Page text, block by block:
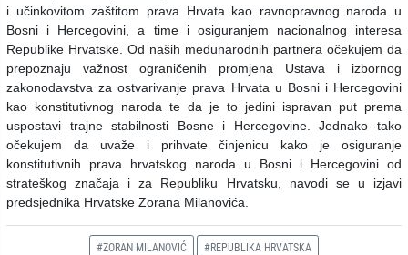
i učinkovitom zaštitom prava Hrvata kao ravnopravnog naroda u
Bosni i Hercegovini, a time i osiguranjem nacionalnog interesa
Republike Hrvatske. Od naših međunarodnih partnera očekujem da
prepoznaju važnost ograničenih promjena Ustava i izbornog
zakonodavstva za ostvarivanje prava Hrvata u Bosni i Hercegovini
kao konstitutivnog naroda te da je to jedini ispravan put prema
uspostavi trajne stabilnosti Bosne i Hercegovine. Jednako tako
očekujem da uvaže i prihvate činjenicu kako je osiguranje
konstitutivnih prava hrvatskog naroda u Bosni i Hercegovini od
strateškog značaja i za Republiku Hrvatsku, navodi se u izjavi
predsjednika Hrvatske Zorana Milanovića.
#ZORAN MILANOVIĆ #REPUBLIKA HRVATSKA